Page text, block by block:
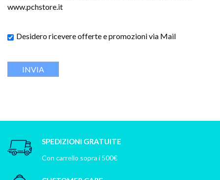
www.pchstore.it
Desidero ricevere offerte e promozioni via Mail
SPEDIZIONI GRATUITE
Con carrello sopra i 500€